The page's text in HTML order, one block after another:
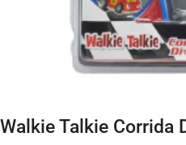
Walkie Talkie Corrida